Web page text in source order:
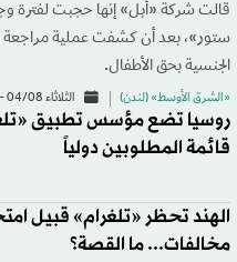
قالت شركة «أبل» إنها حجبت لفترة
ستور»، بعد أن كشفت عملية مراجعة
الجنسية بحق الأطفال.
«الشرق الأوسط» (لندن) الثلاثاء 04/08 - 07:37
روسيا تضع مؤسس تطبيق
قائمة المطلوبين دولياً
الهند تحظر «تلغرام» قبيل
مخالفات... ما القصة؟